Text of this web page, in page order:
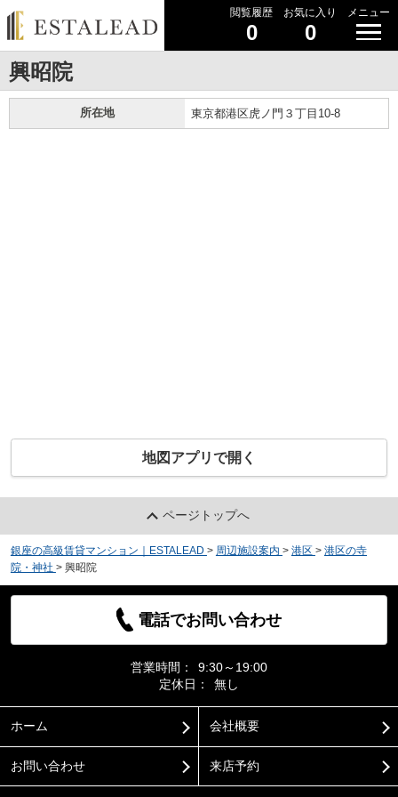
閲覧履歴
0
お気に入り
0
メニュー
興昭院
所在地 東京都港区虎ノ門３丁目10-8
地図アプリで開く
ページトップへ
銀座の高級賃貸マンション｜ESTALEAD > 周辺施設案内 > 港区 > 港区の寺
院・神社 > 興昭院
電話でお問い合わせ
営業時間：
9:30～19:00
定休日：
無し
ホーム 会社概要
お問い合わせ 来店予約